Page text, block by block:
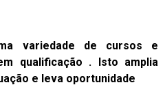
variedade de cursos e
qualificação . Isto amplia
e leva oportunidade